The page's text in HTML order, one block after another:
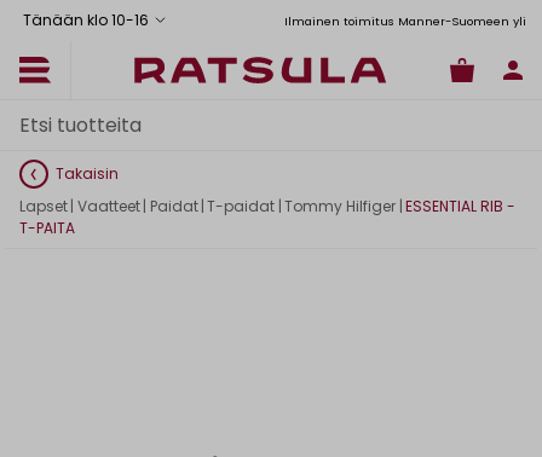
Tänään klo 10-16
Toimituskulut alk. 6,90€ Ilmainen toimitus Manner-Suomeen yli
Takaisin
Lapset| Vaatteet| Paidat |T-paidat |Tommy Hilfiger |ESSENTIAL RIB -
T-PAITA